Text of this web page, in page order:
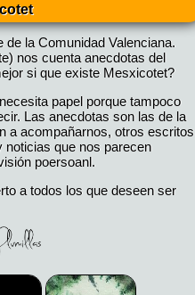
la Comunidad Valenciana.
nos cuenta anecdotas del
si que existe Mesxicotet?
papel porque tampoco
Las anecdotas son las de la
a acompañarnos, otros escritos
que nos parecen
poersoanl.
a todos los que deseen ser